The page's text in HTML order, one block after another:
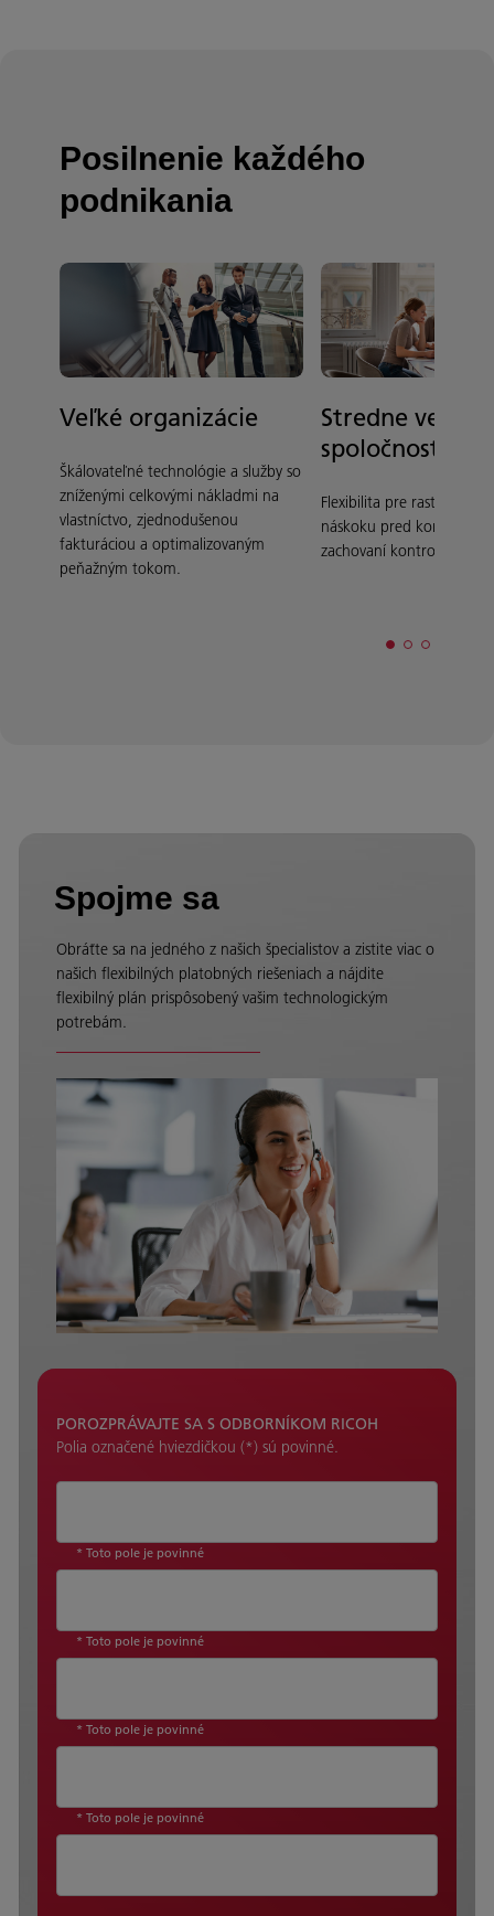
Posilnenie každého
podnikania
Veľké organizácie
Škálovateľné technológie a služby so
zníženými celkovými nákladmi na
vlastníctvo, zjednodušenou
fakturáciou a optimalizovaným
peňažným tokom.
Stredne veľké
spoločnosti
Flexibilita pre rast a
náskoku pred
zachovaní kontroly nad
Spojme sa
Obráťte sa na jedného z našich špecialistov a zistite viac o
našich flexibilných platobných riešeniach a nájdite
flexibilný plán prispôsobený vašim technologickým
potrebám.
POROZPRÁVAJTE SA S ODBORNÍKOM RICOH
Polia označené hviezdičkou (*) sú povinné.
* Toto pole je povinné
* Toto pole je povinné
* Toto pole je povinné
* Toto pole je povinné